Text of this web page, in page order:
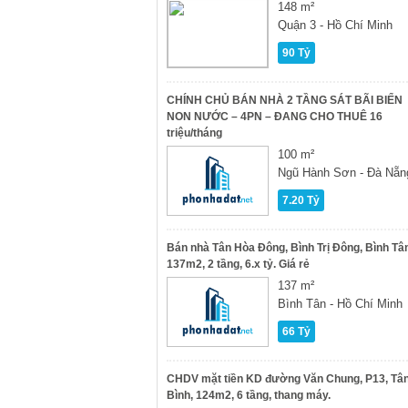
148 m²
Quận 3 - Hồ Chí Minh
90 Tỷ
CHÍNH CHỦ BÁN NHÀ 2 TẦNG SÁT BÃI BIỂN
NON NƯỚC – 4PN – ĐANG CHO THUÊ 16
triệu/tháng
100 m²
Ngũ Hành Sơn - Đà
7.20 Tỷ
Bán nhà Tân Hòa Đông, Bình Trị Đông, Bình
137m2, 2 tầng, 6.x tỷ. Giá rẻ
137 m²
Bình Tân - Hồ Chí Minh
66 Tỷ
CHDV mặt tiền KD đường Văn Chung, P13,
Bình, 124m2, 6 tầng, thang máy.